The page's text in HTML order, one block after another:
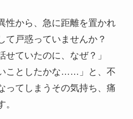
性から、急に距離を置かれ
て戸惑っていませんか？
せていたのに、なぜ？」
ことしたかな……」と、不
ってしまうその気持ち、痛